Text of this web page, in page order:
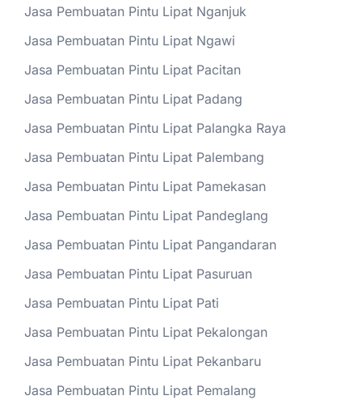
Jasa Pembuatan Pintu Lipat Nganjuk
Jasa Pembuatan Pintu Lipat Ngawi
Jasa Pembuatan Pintu Lipat Pacitan
Jasa Pembuatan Pintu Lipat Padang
Jasa Pembuatan Pintu Lipat Palangka Raya
Jasa Pembuatan Pintu Lipat Palembang
Jasa Pembuatan Pintu Lipat Pamekasan
Jasa Pembuatan Pintu Lipat Pandeglang
Jasa Pembuatan Pintu Lipat Pangandaran
Jasa Pembuatan Pintu Lipat Pasuruan
Jasa Pembuatan Pintu Lipat Pati
Jasa Pembuatan Pintu Lipat Pekalongan
Jasa Pembuatan Pintu Lipat Pekanbaru
Jasa Pembuatan Pintu Lipat Pemalang